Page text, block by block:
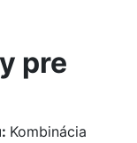
pre
Kombinácia